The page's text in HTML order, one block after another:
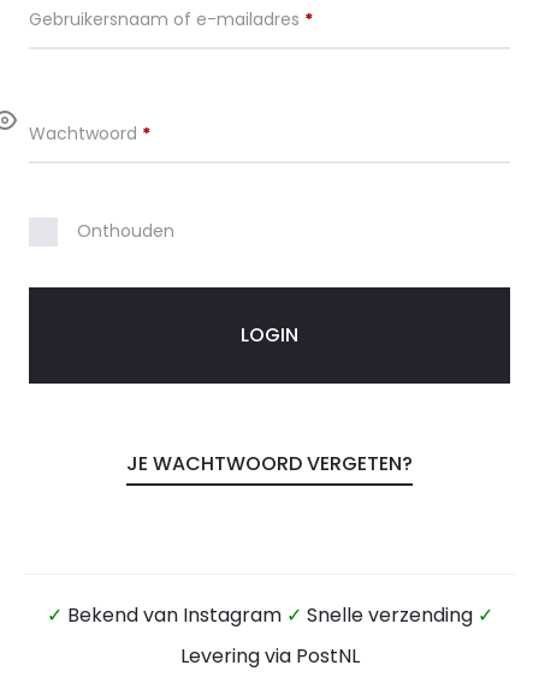
n
c
c
o
n
Gebruikersnaam of e-mailadres *Vereist
Wachtwoord *Vereist
Onthouden
LOGIN
JE WACHTWOORD VERGETEN?
✓ Bekend van Instagram ✓ Snelle verzending ✓
Levering via PostNL